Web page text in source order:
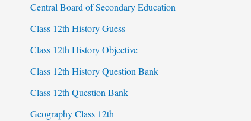
Central Board of Secondary Education
Class 12th History Guess
Class 12th History Objective
Class 12th History Question Bank
Class 12th Question Bank
Geography Class 12th